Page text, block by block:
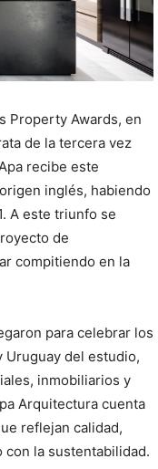
Property Awards, en
de la tercera vez
recibe este
inglés, habiendo
A este triunfo se
de
compitiendo en la
para celebrar los
Uruguay del estudio,
inmobiliarios y
Arquitectura cuenta
reflejan calidad,
la sustentabilidad.